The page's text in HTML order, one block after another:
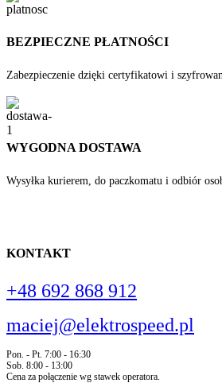
BEZPIECZNE PŁATNOŚCI
Zabezpieczenie dzięki certyfikatowi i
WYGODNA DOSTAWA
Wysyłka kurierem, do paczkomatu i odbiór
KONTAKT
+48 692 868 912
maciej@elektrospeed.pl
Pon. - Pt. 7:00 - 16:30
Sob. 8:00 - 13:00
Cena za połączenie wg stawek operatora.